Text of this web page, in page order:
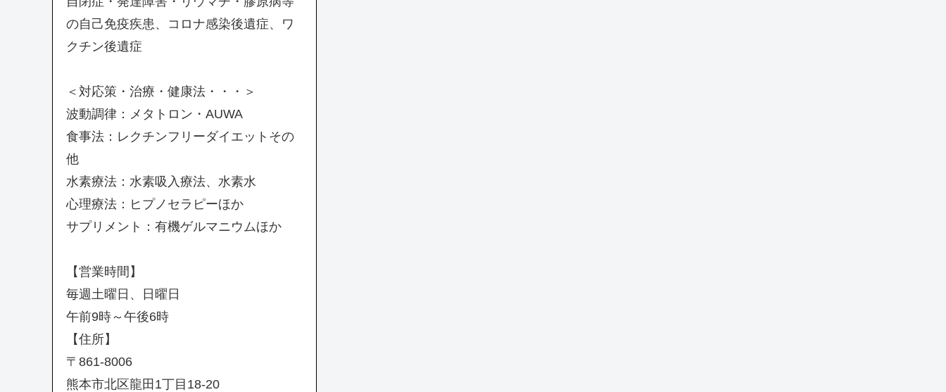
の自己免疫疾患、コロナ感染後遺症、ワ
クチン後遺症
＜対応策・治療・健康法・・・＞
波動調律：メタトロン・AUWA
食事法：レクチンフリーダイエットその
他
水素療法：水素吸入療法、水素水
心理療法：ヒプノセラピーほか
サプリメント：有機ゲルマニウムほか
【営業時間】
毎週土曜日、日曜日
午前9時～午後6時
【住所】
〒861-8006
熊本市北区龍田1丁目18-20